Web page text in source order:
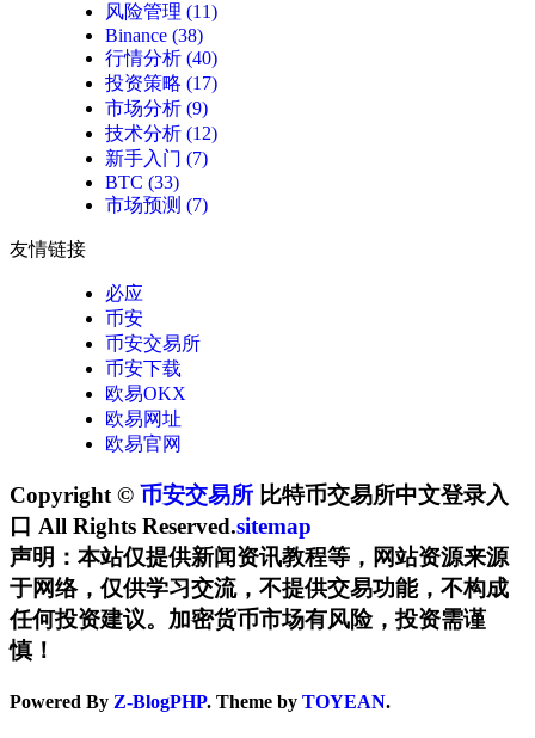
风险管理 (11)
Binance (38)
行情分析 (40)
投资策略 (17)
市场分析 (9)
技术分析 (12)
新手入门 (7)
BTC (33)
市场预测 (7)
友情链接
必应
币安
币安交易所
币安下载
欧易OKX
欧易网址
欧易官网
Copyright © 币安交易所 比特币交易所中文登录入
口 All Rights Reserved.sitemap
声明：本站仅提供新闻资讯教程等，网站资源来源
于网络，仅供学习交流，不提供交易功能，不构成
任何投资建议。加密货币市场有风险，投资需谨
慎！
Powered By Z-BlogPHP. Theme by TOYEAN.